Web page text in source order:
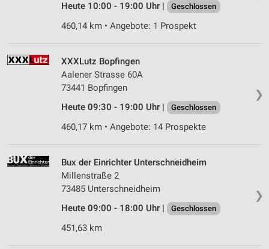
Heute 10:00 - 19:00 Uhr |
Geschlossen
460,14 km • Angebote: 1 Prospekt
❯
XXXLutz Bopfingen
Aalener Strasse 60A
73441 Bopfingen
Heute 09:30 - 19:00 Uhr |
Geschlossen
460,17 km • Angebote: 14 Prospekte
❯
Bux der Einrichter Unterschneidheim
Millenstraße 2
73485 Unterschneidheim
Heute 09:00 - 18:00 Uhr |
Geschlossen
451,63 km